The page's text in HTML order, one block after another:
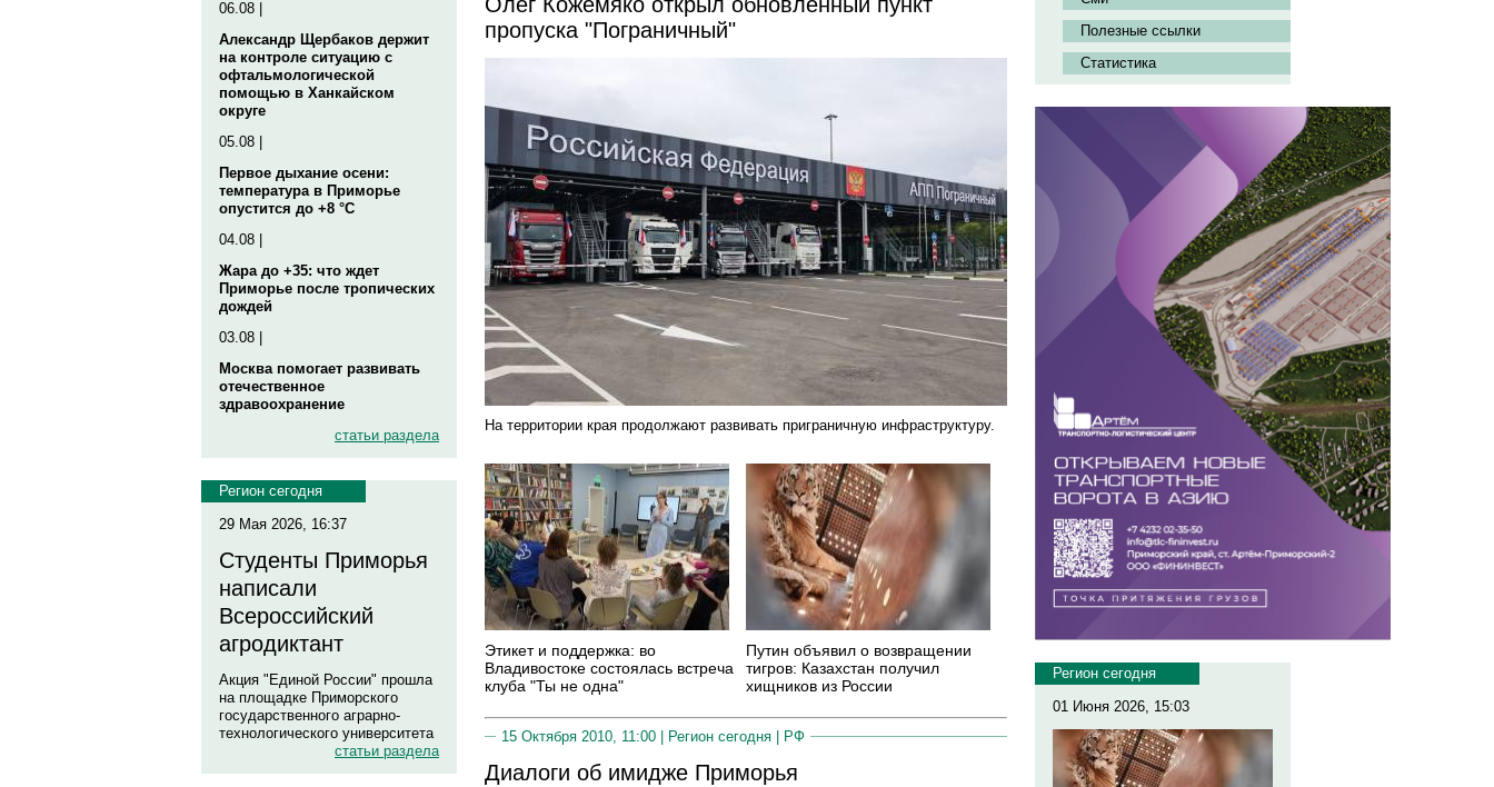
06.08 |
Александр Щербаков держит
на контроле ситуацию с
офтальмологической
помощью в Ханкайском
округе
05.08 |
Первое дыхание осени:
температура в Приморье
опустится до +8 °C
04.08 |
Жара до +35: что ждет
Приморье после тропических
дождей
03.08 |
Москва помогает развивать
отечественное
здравоохранение
статьи раздела
Регион сегодня
29 Мая 2026, 16:37
Студенты Приморья
написали
Всероссийский
агродиктант
Акция "Единой России" прошла
на площадке Приморского
государственного аграрно-
технологического университета
статьи раздела
пропуска "Пограничный"
На территории края продолжают развивать приграничную инфраструктуру.
Этикет и поддержка: во
Владивостоке состоялась встреча
клуба "Ты не одна"
Путин объявил о возвращении
тигров: Казахстан получил
хищников из России
15 Октября 2010, 11:00 | Регион сегодня РФ
Диалоги об имидже Приморья
Полезные ссылки
Статистика
Регион сегодня
01 Июня 2026, 15:03